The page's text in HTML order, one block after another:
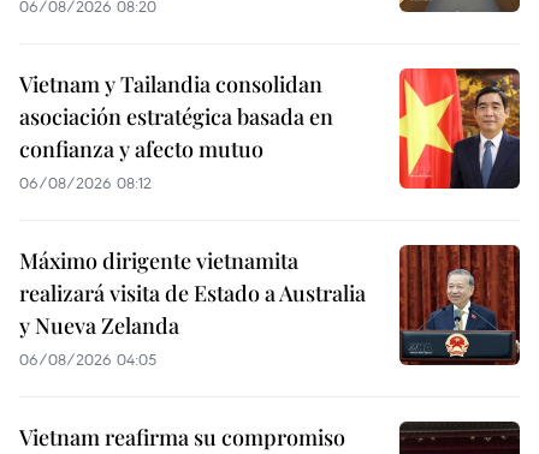
06/08/2026 08:20
Vietnam y Tailandia consolidan
asociación estratégica basada en
confianza y afecto mutuo
06/08/2026 08:12
Máximo dirigente vietnamita
realizará visita de Estado a Australia
y Nueva Zelanda
06/08/2026 04:05
Vietnam reafirma su compromiso